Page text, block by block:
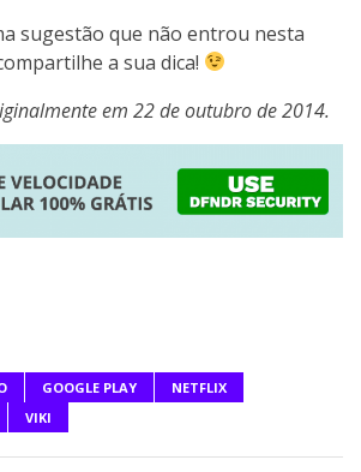
sugestão que não entrou nesta
a sua dica!
em 22 de outubro de 2014.
GOOGLE PLAY
NETFLIX
VIKI